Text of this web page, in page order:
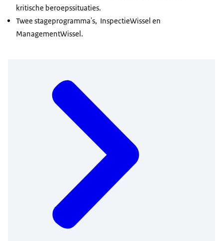
kritische beroepssituaties.
Twee stageprogramma's, InspectieWissel en
ManagementWissel.